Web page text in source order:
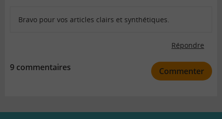
Bravo pour vos articles clairs et synthétiques.
Répondre
9 commentaires Commenter